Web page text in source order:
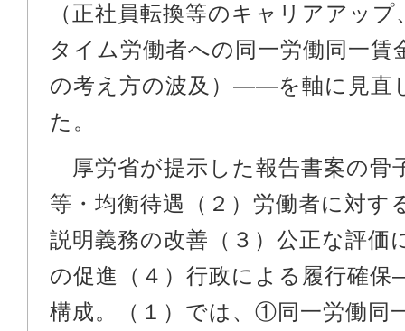
（正社員転換等のキャリアアッ
タイム労働者への同一労働同一賃
の考え方の波及）――を軸に見直
た。
厚労省が提示した報告書案の骨
等・均衡待遇（２）労働者に対す
説明義務の改善（３）公正な評価
の促進（４）行政による履行確
構成。（１）では、①同一労働同